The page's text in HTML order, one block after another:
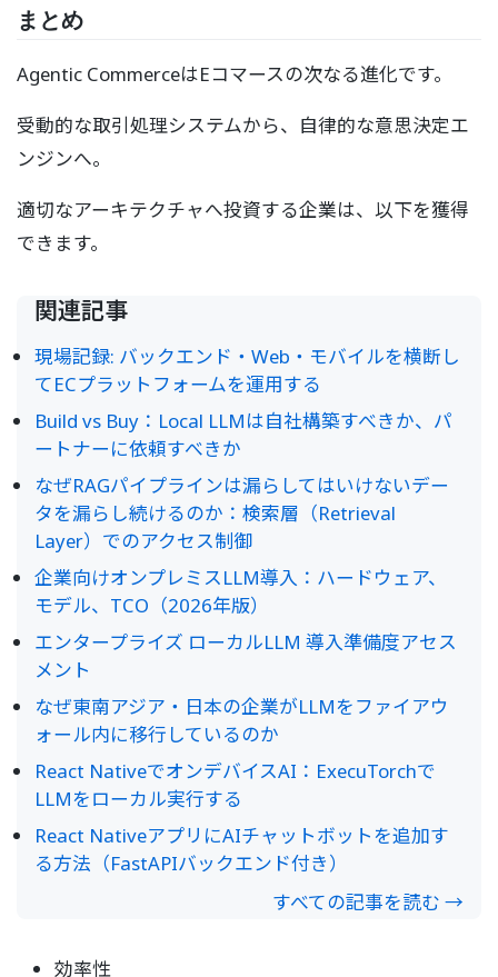
まとめ
Agentic CommerceはEコマースの次なる進化です。
受動的な取引処理システムから、自律的な意思決定エ
ンジンへ。
適切なアーキテクチャへ投資する企業は、以下を獲得
できます。
関連記事
現場記録: バックエンド・Web・モバイルを横断し
てECプラットフォームを運用する
Build vs Buy：Local LLMは自社構築すべきか、パ
ートナーに依頼すべきか
なぜRAGパイプラインは漏らしてはいけないデー
タを漏らし続けるのか：検索層（Retrieval
Layer）でのアクセス制御
企業向けオンプレミスLLM導入：ハードウェア、
モデル、TCO（2026年版）
エンタープライズ ローカルLLM 導入準備度アセス
メント
なぜ東南アジア・日本の企業がLLMをファイアウ
ォール内に移行しているのか
React NativeでオンデバイスAI：ExecuTorchで
LLMをローカル実行する
React NativeアプリにAIチャットボットを追加す
る方法（FastAPIバックエンド付き）
すべての記事を読む →
効率性